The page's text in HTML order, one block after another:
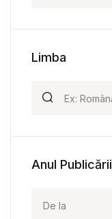
Limba
Anul Publicării